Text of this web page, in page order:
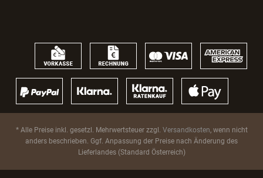
* Alle Preise inkl. gesetzl. Mehrwertsteuer zzgl. Versandkosten, wenn nicht
anders beschrieben. Ggf. Anpassung der Preise nach Änderung des
Lieferlandes (Standard Österreich)